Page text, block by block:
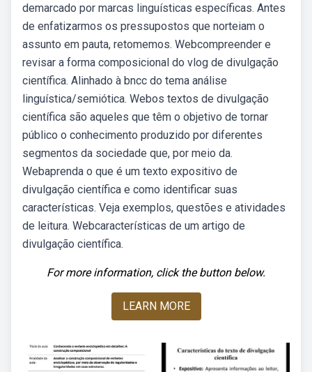
demarcado por marcas linguísticas específicas. Antes
de enfatizarmos os pressupostos que norteiam o
assunto em pauta, retomemos. Webcompreender e
revisar a forma composicional do vlog de divulgação
científica. Alinhado à bncc do tema análise
linguística/semiótica. Webos textos de divulgação
científica são aqueles que têm o objetivo de tornar
público o conhecimento produzido por diferentes
segmentos da sociedade que, por meio da.
Webaprenda o que é um texto expositivo de
divulgação científica e como identificar suas
características. Veja exemplos, questões e atividades
de leitura. Webcaracterísticas de um artigo de
divulgação científica.
For more information, click the button below.
LEARN MORE